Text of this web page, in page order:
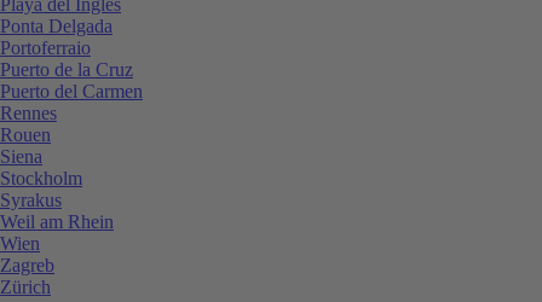
Ponta Delgada
Portoferraio
Puerto de la Cruz
Puerto del Carmen
Rennes
Rouen
Siena
Stockholm
Syrakus
Weil am Rhein
Wien
Zagreb
Zürich